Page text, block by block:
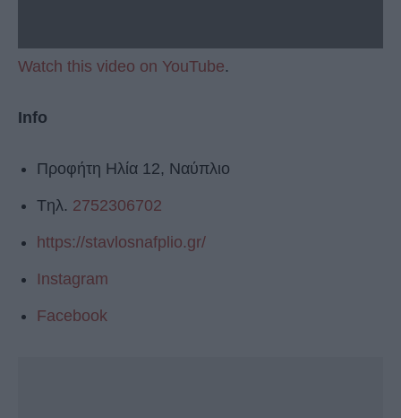
Watch this video on YouTube.
Info
Προφήτη Ηλία 12, Ναύπλιο
Tηλ. 2752306702
https://stavlosnafplio.gr/
Instagram
Facebook